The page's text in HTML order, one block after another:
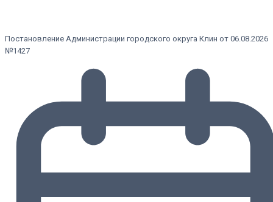
Постановление Администрации городского округа Клин от 06.08.2026
№1427